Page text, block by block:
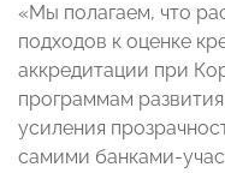
«Мы полагаем, что
подходов к оценке
аккредитации при
программам развития
усиления
самими банками-